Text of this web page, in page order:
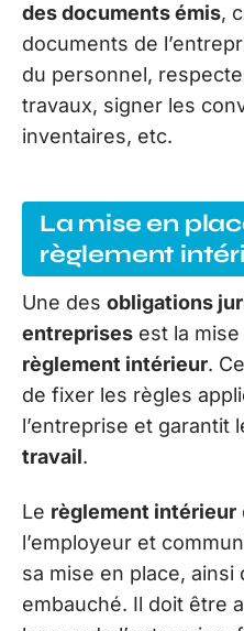
des documents émis,
documents de
du personnel,
travaux, signer les
inventaires, etc.
La mise en
règlement
Une des obligations
entreprises est la mise
règlement intérieur.
de fixer les règles
l’entreprise et garantit
travail.
Le règlement intérieur
l’employeur et
sa mise en place, ainsi
embauché. Il doit être